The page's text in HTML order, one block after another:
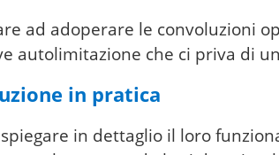
ad adoperare le convoluzioni
autolimitazione che ci priva di
in pratica
in dettaglio il loro